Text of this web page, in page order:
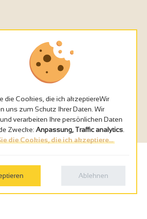
die Cookies, die ich akzeptiereWir
uns zum Schutz Ihrer Daten. Wir
verarbeiten Ihre persönlichen Daten
Zwecke: Anpassung, Traffic analytics
die Cookies, die ich akzeptiere...
Ablehnen